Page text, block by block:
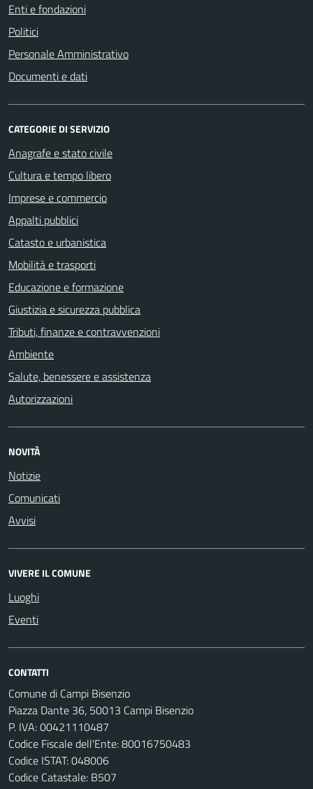
Enti e fondazioni
Politici
Personale Amministrativo
Documenti e dati
CATEGORIE DI SERVIZIO
Anagrafe e stato civile
Cultura e tempo libero
Imprese e commercio
Appalti pubblici
Catasto e urbanistica
Mobilità e trasporti
Educazione e formazione
Giustizia e sicurezza pubblica
Tributi, finanze e contravvenzioni
Ambiente
Salute, benessere e assistenza
Autorizzazioni
NOVITÀ
Notizie
Comunicati
Avvisi
VIVERE IL COMUNE
Luoghi
Eventi
CONTATTI
Comune di Campi Bisenzio
Piazza Dante 36, 50013 Campi Bisenzio
P. IVA: 00421110487
Codice Fiscale dell'Ente: 80016750483
Codice ISTAT: 048006
Codice Catastale: B507